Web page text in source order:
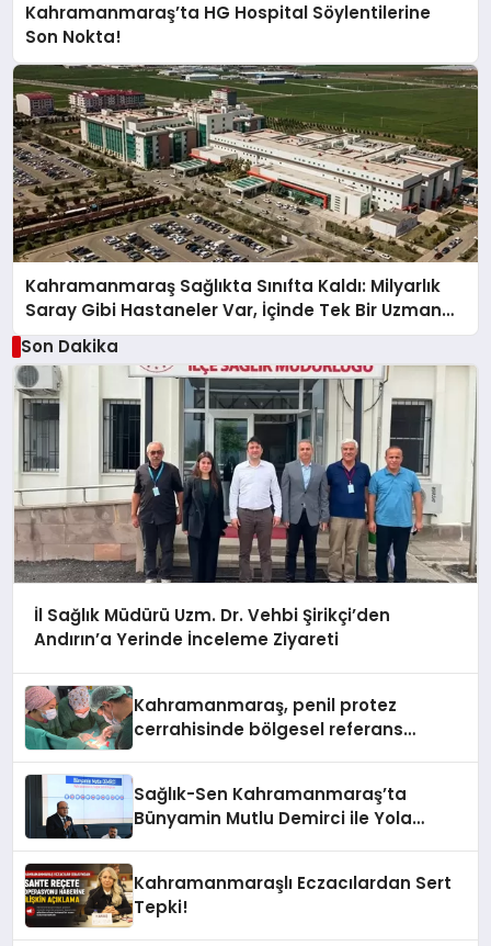
Kahramanmaraş’ta HG Hospital Söylentilerine
Son Nokta!
Kahramanmaraş Sağlıkta Sınıfta Kaldı: Milyarlık
Saray Gibi Hastaneler Var, İçinde Tek Bir Uzman
Doktor Yok!
Son Dakika
İl Sağlık Müdürü Uzm. Dr. Vehbi Şirikçi’den
Andırın’a Yerinde İnceleme Ziyareti
Kahramanmaraş, penil protez
cerrahisinde bölgesel referans
Sağlık-Sen Kahramanmaraş’ta
Bünyamin Mutlu Demirci ile Yola
Kahramanmaraşlı Eczacılardan Sert
Tepki!